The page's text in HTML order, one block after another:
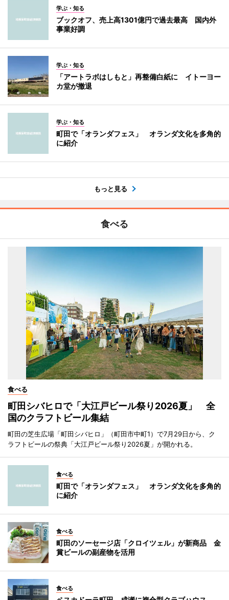
学ぶ・知る
ブックオフ、売上高1301億円で過去最高 国内外
事業好調
学ぶ・知る
「アートラボはしもと」再整備白紙に イトーヨー
カ堂が撤退
学ぶ・知る
町田で「オランダフェス」 オランダ文化を多角的
に紹介
もっと見る
食べる
食べる
町田シバヒロで「大江戸ビール祭り2026夏」 全
国のクラフトビール集結
町田の芝生広場「町田シバヒロ」（町田市中町1）で7月29日から、ク
ラフトビールの祭典「大江戸ビール祭り2026夏」が開かれる。
食べる
町田で「オランダフェス」 オランダ文化を多角的
に紹介
食べる
町田のソーセージ店「クロイツェル」が新商品 金
賞ビールの副産物を活用
食べる